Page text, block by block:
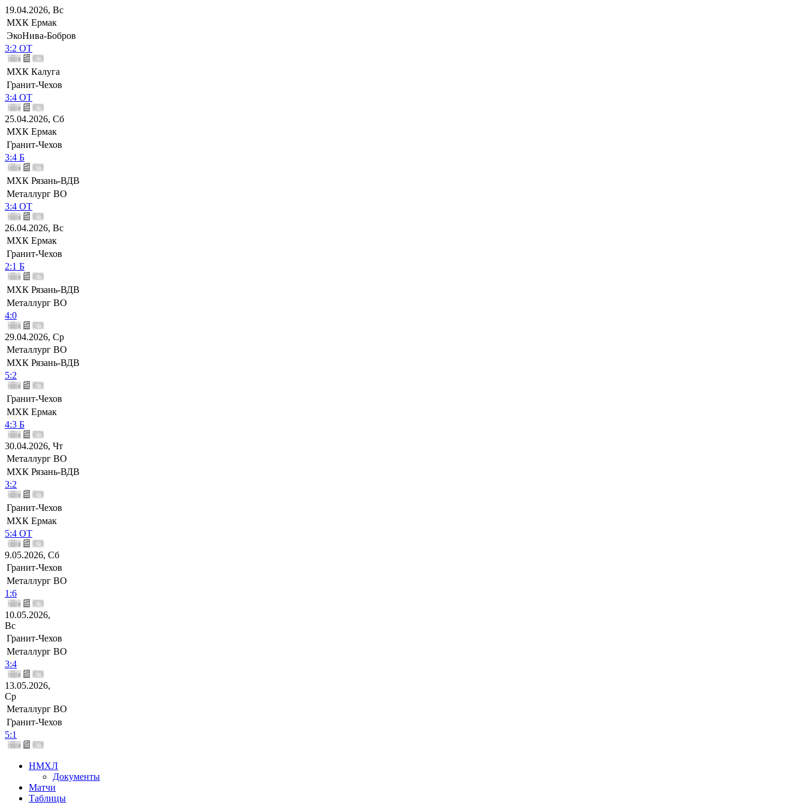
19.04.2026, Вс
МХК Ермак
ЭкоНива-Бобров
3:2 ОТ
МХК Калуга
Гранит-Чехов
3:4 ОТ
25.04.2026, Сб
МХК Ермак
Гранит-Чехов
3:4 Б
МХК Рязань-ВДВ
Металлург ВО
3:4 ОТ
26.04.2026, Вс
МХК Ермак
Гранит-Чехов
2:1 Б
МХК Рязань-ВДВ
Металлург ВО
4:0
29.04.2026, Ср
Металлург ВО
МХК Рязань-ВДВ
5:2
Гранит-Чехов
МХК Ермак
4:3 Б
30.04.2026, Чт
Металлург ВО
МХК Рязань-ВДВ
3:2
Гранит-Чехов
МХК Ермак
5:4 ОТ
9.05.2026, Сб
Гранит-Чехов
Металлург ВО
1:6
10.05.2026,
Вс
Гранит-Чехов
Металлург ВО
3:4
13.05.2026,
Ср
Металлург ВО
Гранит-Чехов
5:1
НМХЛ
Документы
Матчи
Таблицы